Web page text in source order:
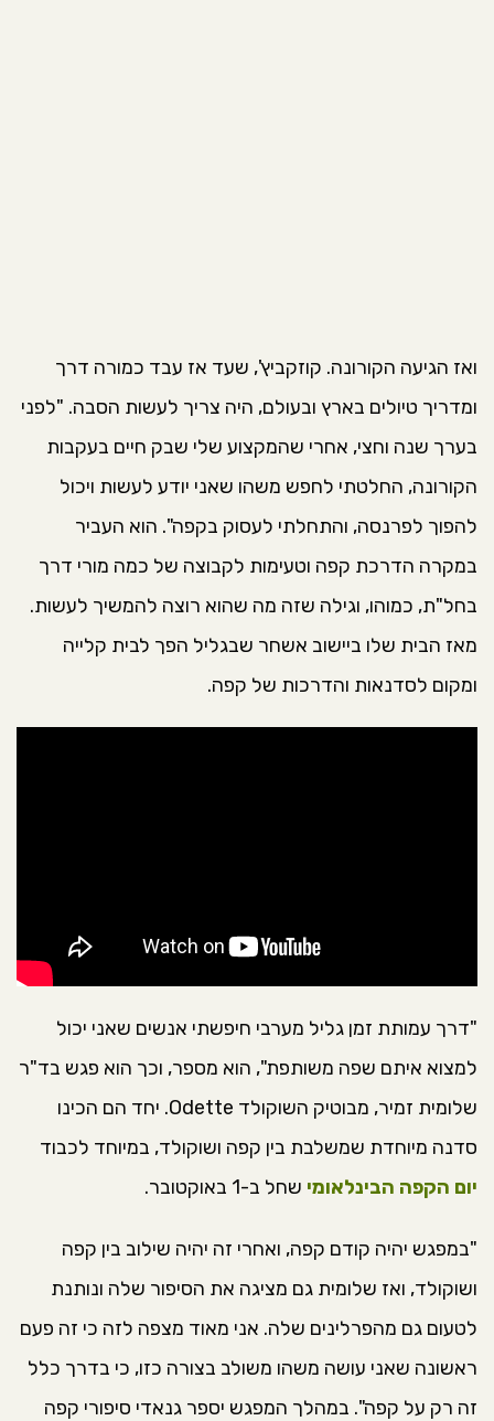
ואז הגיעה הקורונה. קוזקביץ', שעד אז עבד כמורה דרך
ומדריך טיולים בארץ ובעולם, היה צריך לעשות הסבה. "לפני
בערך שנה וחצי, אחרי שהמקצוע שלי שבק חיים בעקבות
הקורונה, החלטתי לחפש משהו שאני יודע לעשות ויכול
להפוך לפרנסה, והתחלתי לעסוק בקפה". הוא העביר
במקרה הדרכת קפה וטעימות לקבוצה של כמה מורי דרך
בחל"ת, כמוהו, וגילה שזה מה שהוא רוצה להמשיך לעשות.
מאז הבית שלו ביישוב אשחר שבגליל הפך לבית קלייה
ומקום לסדנאות והדרכות של קפה.
"דרך עמותת זמן גליל מערבי חיפשתי אנשים שאני יכול
למצוא איתם שפה משותפת", הוא מספר, וכך הוא פגש בד"ר
שלומית זמיר, מבוטיק השוקולד Odette. יחד הם הכינו
סדנה מיוחדת שמשלבת בין קפה ושוקולד, במיוחד לכבוד
יום הקפה הבינלאומי שחל ב-1 באוקטובר.
"במפגש יהיה קודם קפה, ואחרי זה יהיה שילוב בין קפה
ושוקולד, ואז שלומית גם מציגה את הסיפור שלה ונותנת
לטעום גם מהפרלינים שלה. אני מאוד מצפה לזה כי זה פעם
ראשונה שאני עושה משהו משולב בצורה כזו, כי בדרך כלל
זה רק על קפה". במהלך המפגש יספר גנאדי סיפורי קפה